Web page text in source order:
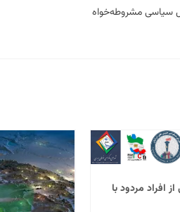
سیاسی مشروطه‌خواه
افراد مردود با